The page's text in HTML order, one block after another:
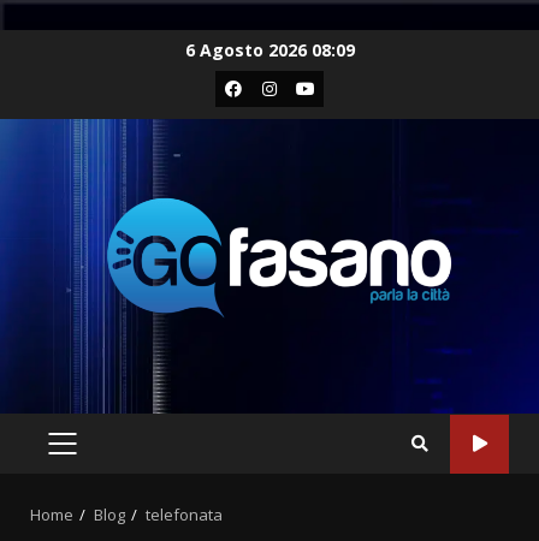
6 Agosto 2026 08:09
Facebook
Instagram
Youtube
PRIMARY
Home Blog telefonata